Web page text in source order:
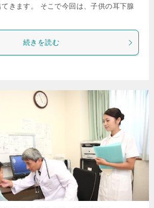
きます。 そこで今回は、子供の耳下腺
続きを読む